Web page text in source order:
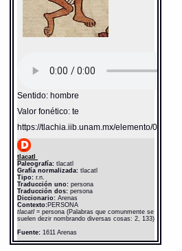
Sentido: hombre
Valor fonético: te
https://tlachia.iib.unam.mx/elemento/01.01.01
tlacatl
Paleografía:tlacatl
Grafía normalizada:tlacatl
Tipo:r.n.
Traducción uno:persona
Traducción dos:persona
Diccionario: Arenas
Contexto:PERSONA
tlacatl = persona (Palabras que comunmente se
suelen dezir nombrando diversas cosas: 2, 133)
Fuente:1611 Arenas
Gran Diccionario Náhuatl [en línea].